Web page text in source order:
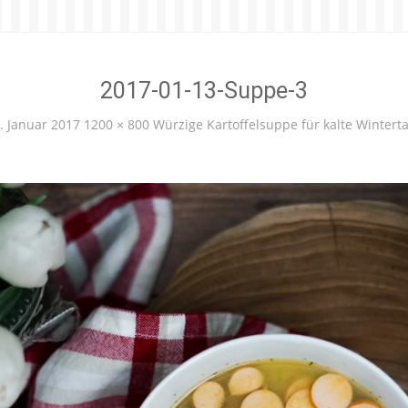
2017-01-13-Suppe-3
Januar 2017 1200 × 800 Würzige Kartoffelsuppe für kalte